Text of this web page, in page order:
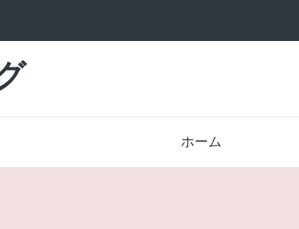
ホーム